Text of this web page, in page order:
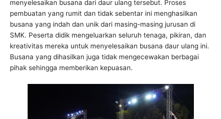
menyelesaikan busana dari daur ulang tersebut. Proses
pembuatan yang rumit dan tidak sebentar ini menghasilkan
busana yang indah dan unik dari masing-masing jurusan di
SMK. Peserta didik mengeluarkan seluruh tenaga, pikiran, dan
kreativitas mereka untuk menyelesaikan busana daur ulang ini.
Busana yang dihasilkan juga tidak mengecewakan berbagai
pihak sehingga memberikan kepuasan.